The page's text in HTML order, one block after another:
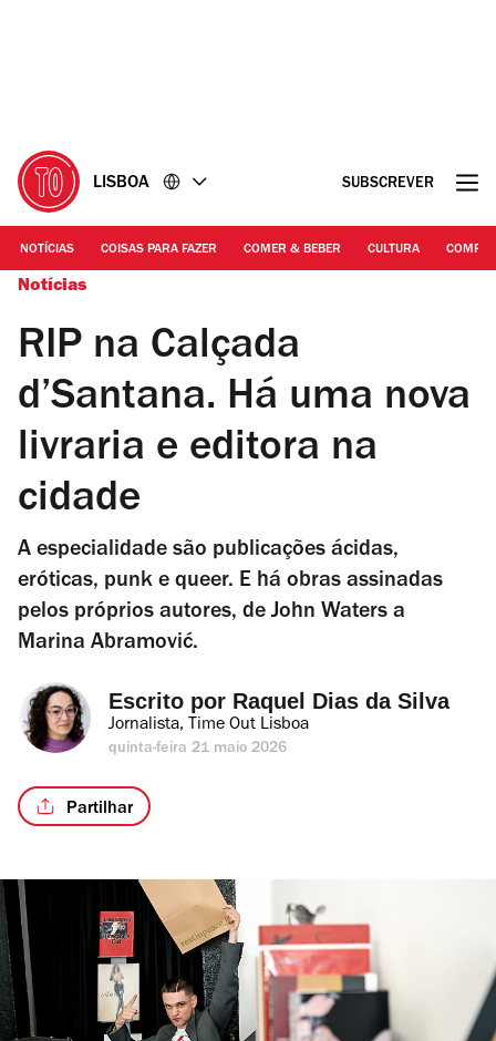
LISBOA SUBSCREVER
NOTÍCIAS COISAS PARA FAZER COMER & BEBER CULTURA
Notícias
RIP na Calçada
d’Santana. Há uma nova
livraria e editora na
cidade
A especialidade são publicações ácidas,
eróticas, punk e queer. E há obras assinadas
pelos próprios autores, de John Waters a
Marina Abramović.
Escrito por Raquel Dias da Silva
Jornalista, Time Out Lisboa
quinta-feira 21 maio 2026
Partilhar